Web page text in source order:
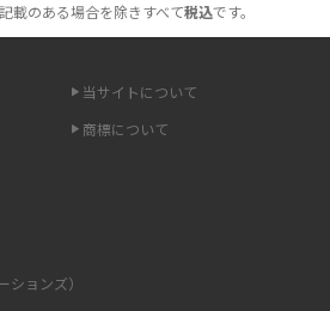
型Wi-Fiは？選び方や通信費を抑える方法も紹
Fi）とは？おススメする方の特徴や選び方を
Wi-Fiはある？すぐに使うための方法や注意
？モデム・ルーター・ホームゲートウェイと
載のある場合を除きすべて税込です。
当サイトについて
商標について
ョンズ）